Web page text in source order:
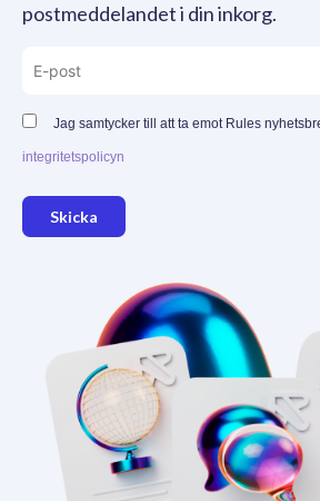
postmeddelandet i din inkorg.
Jag samtycker till att ta emot Rules
integritetspolicyn
Skicka